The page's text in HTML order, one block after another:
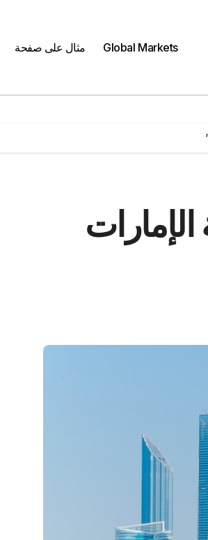
Global Markets مثال على صفحة